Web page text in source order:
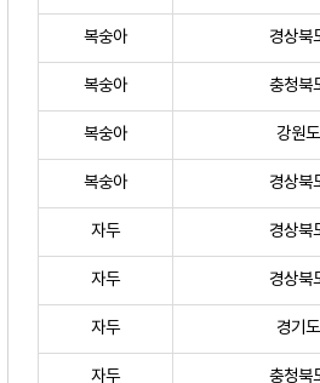
복숭아 경상북
복숭아 충청북
복숭아 강원
복숭아 경상북
자두 경상북
자두 경상북
자두 경기
자두 충청북